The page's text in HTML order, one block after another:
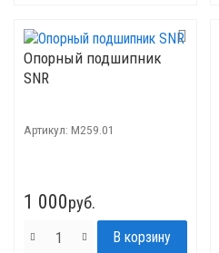
Опорный подшипник
SNR
Артикул: M259.01
1 000руб.